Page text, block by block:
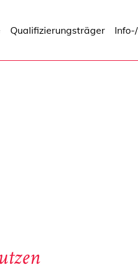
Qualifizierungsträger